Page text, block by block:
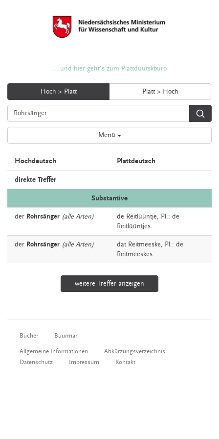
... und hier geht's zum Plattdüütskbüro
Hoch > Platt Platt > Hoch
Menü
Hochdeutsch Plattdeutsch
direkte Treffer
Substantive
der Rohrsänger (alle Arten) de Reitlüüntje, Pl.: de
Reitlüüntjes
der Rohrsänger (alle Arten) dat Reitmeeske, Pl.: de
Reitmeeskes
weitere Treffer anzeigen
Bücher Buurman
Allgemeine Informationen
Abkürzungsverzeichnis
Datenschutz
Impressum Kontakt